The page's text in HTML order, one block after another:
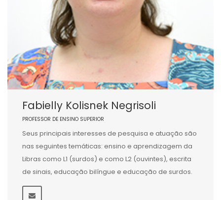
Fabielly Kolisnek Negrisoli
PROFESSOR DE ENSINO SUPERIOR
Seus principais interesses de pesquisa e atuação são
nas seguintes temáticas: ensino e aprendizagem da
Libras como L1 (surdos) e como L2 (ouvintes), escrita
de sinais, educação bilíngue e educação de surdos.